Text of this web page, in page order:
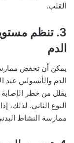
القلب.
3. تنظم
الدم
يمكن أن تخفض
الدم والأنسولين عند
يقلل من خطر الإصابة
النوع الثاني. لذلك،
ممارسة النشاط